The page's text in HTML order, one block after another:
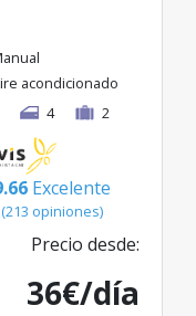
acondicionado
4 2
Excelente
(213 opiniones)
Precio desde:
36€/día